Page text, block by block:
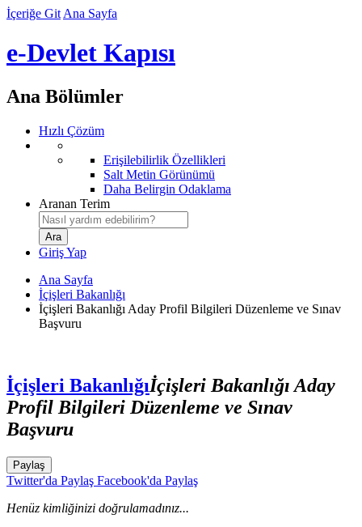
İçeriğe Git Ana Sayfa
e-Devlet Kapısı
Ana Bölümler
Hızlı Çözüm
Erişilebilirlik Özellikleri
Salt Metin Görünümü
Daha Belirgin Odaklama
Aranan Terim
Giriş Yap
Ana Sayfa
İçişleri Bakanlığı
İçişleri Bakanlığı Aday Profil Bilgileri Düzenleme ve Sınav
Başvuru
İçişleri Bakanlığıİçişleri Bakanlığı Aday
Profil Bilgileri Düzenleme ve Sınav
Başvuru
Paylaş
Twitter'da Paylaş Facebook'da Paylaş
Henüz kimliğinizi doğrulamadınız...